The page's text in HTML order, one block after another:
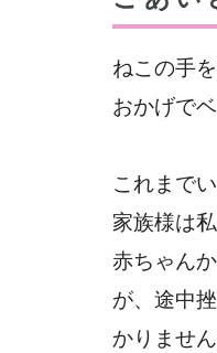
ねこの手
おかげで
これまで
家族様は
赤ちゃん
が、途中
かりませ